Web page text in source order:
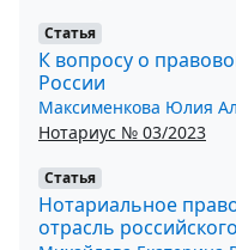
Статья
К вопросу о
России
Максименкова Юлия
Нотариус № 03/2023
Статья
Нотариальное
отрасль